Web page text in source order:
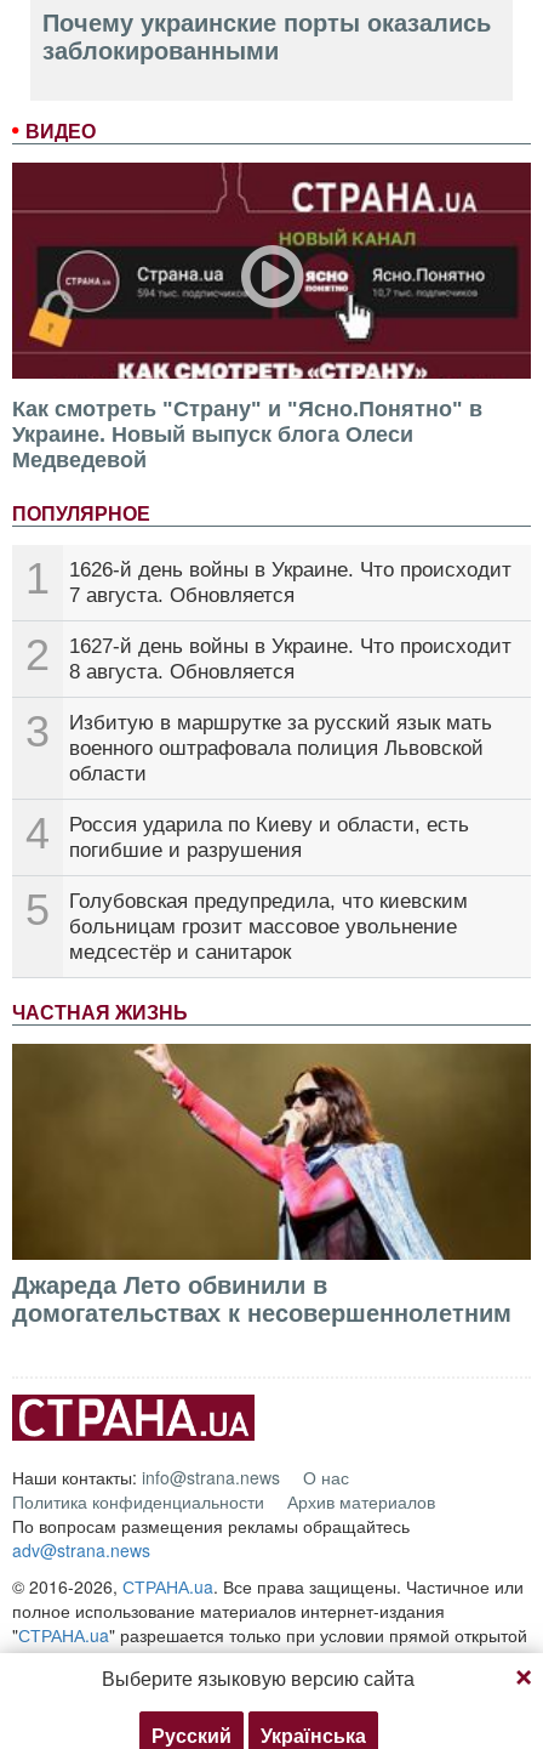
ВИДЕО
Как смотреть "Страну" и "Ясно.Понятно" в
Украине. Новый выпуск блога Олеси
Медведевой
ПОПУЛЯРНОЕ
1
1626-й день войны в Украине. Что происходит
7 августа. Обновляется
2
1627-й день войны в Украине. Что происходит
8 августа. Обновляется
3
Избитую в маршрутке за русский язык мать
военного оштрафовала полиция Львовской
области
4
Россия ударила по Киеву и области, есть
погибшие и разрушения
5
Голубовская предупредила, что киевским
больницам грозит массовое увольнение
медсестёр и санитарок
ЧАСТНАЯ ЖИЗНЬ
Джареда Лето обвинили в
домогательствах к несовершеннолетним
Почему украинские порты оказались
заблокированными
Наши контакты: info@strana.news
О нас
Политика конфиденциальности
Архив материалов
По вопросам размещения рекламы обращайтесь
adv@strana.news
© 2016-2026, СТРАНА.ua. Все права защищены. Частичное или
полное использование материалов интернет-издания
"СТРАНА.ua" разрешается только при условии прямой открытой
для поисковых систем гиперссылки на непосредственный адрес
материала на сайтеstrana.ua
Любое копирование, публикация, перепечатка или
воспроизведение информации, содержащей ссылку на
Выберите языковую версию сайта
Русский Українська